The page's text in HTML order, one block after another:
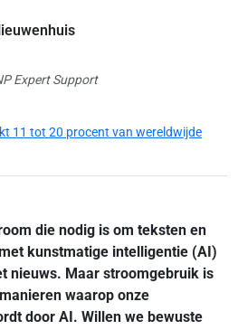
Expert Support
11 tot 20 procent van wereldwijde
die nodig is om teksten en
kunstmatige intelligentie (AI)
nieuws. Maar stroomgebruik is
waarop onze
door AI. Willen we bewuste